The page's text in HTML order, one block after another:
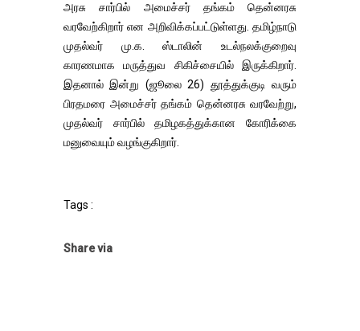
அரசு சார்பில் அமைச்சர் தங்கம் தென்னரசு
வரவேற்கிறார் என அறிவிக்கப்பட்டுள்ளது. தமிழ்நாடு
முதல்வர் மு.க. ஸ்டாலின் உடல்நலக்குறைவு
காரணமாக மருத்துவ சிகிச்சையில் இருக்கிறார்.
இதனால் இன்று (ஜூலை 26) தூத்துக்குடி வரும்
பிரதமரை அமைச்சர் தங்கம் தென்னரசு வரவேற்று,
முதல்வர் சார்பில் தமிழகத்துக்கான கோரிக்கை
மனுவையும் வழங்குகிறார்.
Tags :
Share via